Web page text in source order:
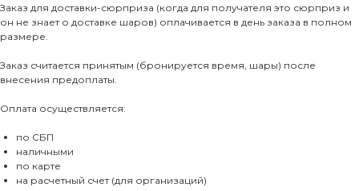
Заказ для доставки-сюрприза (когда для получателя это сюрприз и
он не знает о доставке шаров) оплачивается в день заказа в полном
размере.
Заказ считается принятым (бронируется время, шары) после
внесения предоплаты.
Оплата осуществляется:
по СБП
наличными
по карте
на расчетный счет (для организаций)